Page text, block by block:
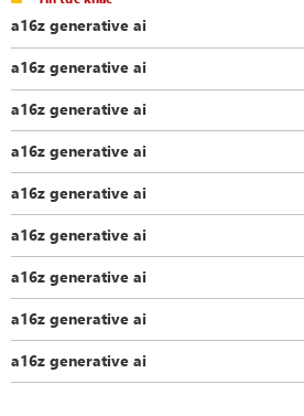
a16z generative ai
a16z generative ai
a16z generative ai
a16z generative ai
a16z generative ai
a16z generative ai
a16z generative ai
a16z generative ai
a16z generative ai